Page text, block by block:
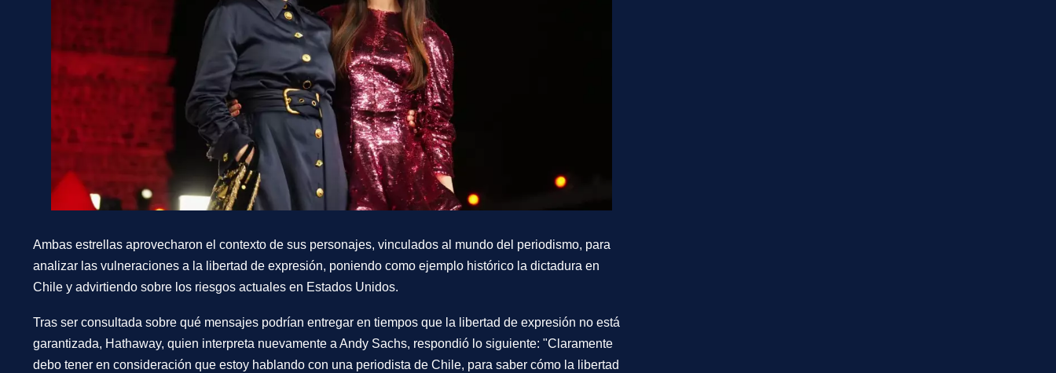
Ambas estrellas aprovecharon el contexto de sus personajes, vinculados al mundo del periodismo, para
analizar las vulneraciones a la libertad de expresión, poniendo como ejemplo histórico la dictadura en
Chile y advirtiendo sobre los riesgos actuales en Estados Unidos.
Tras ser consultada sobre qué mensajes podrían entregar en tiempos que la libertad de expresión no está
garantizada, Hathaway, quien interpreta nuevamente a Andy Sachs, respondió lo siguiente: "Claramente
debo tener en consideración que estoy hablando con una periodista de Chile, para saber cómo la libertad